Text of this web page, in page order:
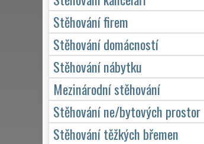
Stěhování firem
Stěhování domácností
Stěhování nábytku
Mezinárodní stěhování
Stěhování ne/bytových prostor
Stěhování těžkých břemen